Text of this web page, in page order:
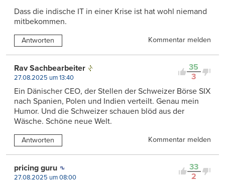
Dass die indische IT in einer Krise ist hat wohl niemand
mitbekommen.
Antworten Kommentar melden
35
3
Rav Sachbearbeiter
27.08.2025 um 13:40
Ein Dänischer CEO, der Stellen der Schweizer Börse SIX
nach Spanien, Polen und Indien verteilt. Genau mein
Humor. Und die Schweizer schauen blöd aus der
Wäsche. Schöne neue Welt.
Antworten Kommentar melden
33
2
pricing guru
27.08.2025 um 08:00